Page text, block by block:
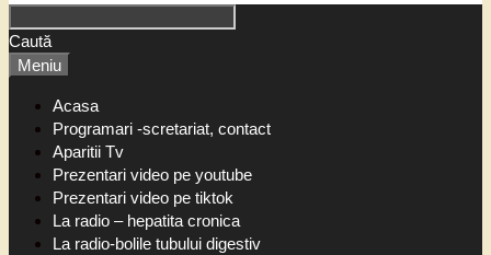
Caută
Meniu
Acasa
Programari -scretariat, contact
Aparitii Tv
Prezentari video pe youtube
Prezentari video pe tiktok
La radio – hepatita cronica
La radio-bolile tubului digestiv